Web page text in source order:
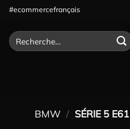
Passer
contenu
#ecommercefrançais
Recherche
pour :
BMW / SÉRIE 5 E61